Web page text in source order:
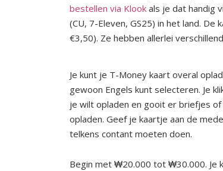
bestellen via Klookals je dat handig
(CU, 7-Eleven, GS25) in het land.
€3,50). Ze hebben allerlei
Je kunt je T-Money kaart overal
gewoon Engels kunt selecteren. Je
je wilt opladen en gooit er briefjes of
opladen. Geef je kaartje aan de
telkens contant moeten doen.
Begin met ₩20.000 tot ₩30.000. Je